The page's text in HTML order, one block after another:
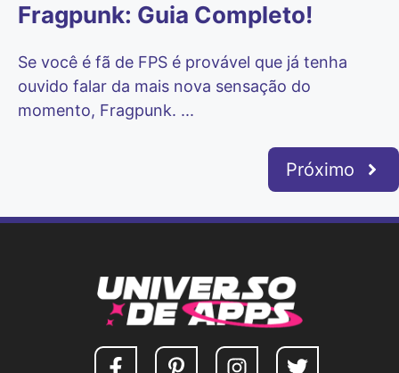
Fragpunk: Guia Completo!
Se você é fã de FPS é provável que já tenha
ouvido falar da mais nova sensação do
momento, Fragpunk. ...
Próximo